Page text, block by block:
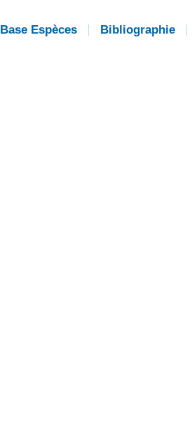
Base Espèces Bibliographie